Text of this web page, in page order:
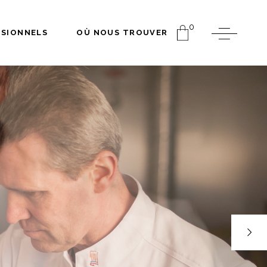
OÙ NOUS TROUVER
0